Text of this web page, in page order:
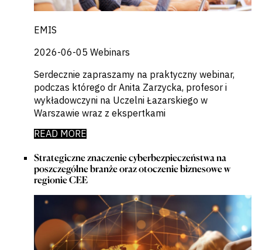
EMIS
2026-06-05 Webinars
Serdecznie zapraszamy na praktyczny webinar,
podczas którego dr Anita Zarzycka, profesor i
wykładowczyni na Uczelni Łazarskiego w
Warszawie wraz z ekspertkami
READ MORE
Strategiczne znaczenie cyberbezpieczeństwa na
poszczególne branże oraz otoczenie biznesowe w
regionie CEE